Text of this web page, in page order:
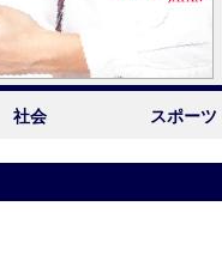
社会 スポーツ